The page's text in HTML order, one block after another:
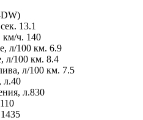
13.1
км/ч. 140
л/100 км. 6.9
л/100 км. 8.4
л/100 км. 7.5
л.40
л.830
1435